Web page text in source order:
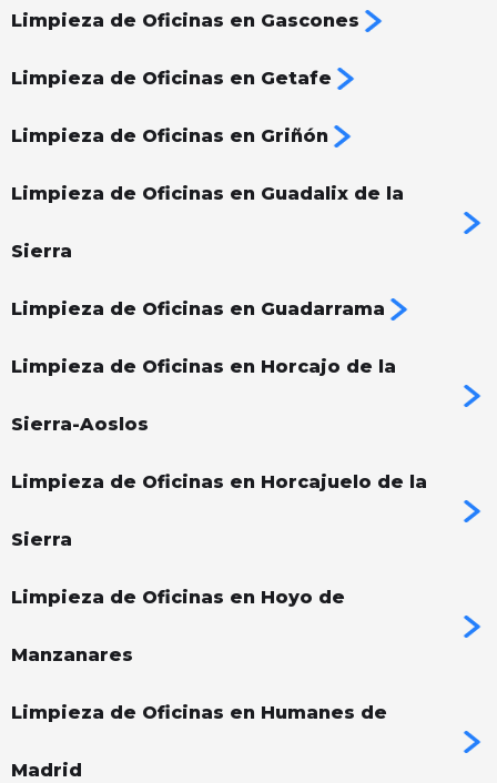
Limpieza de Oficinas en Gascones
Limpieza de Oficinas en Getafe
Limpieza de Oficinas en Griñón
Limpieza de Oficinas en Guadalix de la
Sierra
Limpieza de Oficinas en Guadarrama
Limpieza de Oficinas en Horcajo de la
Sierra-Aoslos
Limpieza de Oficinas en Horcajuelo de la
Sierra
Limpieza de Oficinas en Hoyo de
Manzanares
Limpieza de Oficinas en Humanes de
Madrid